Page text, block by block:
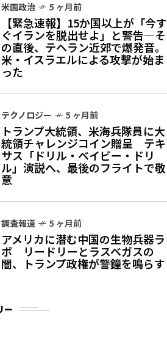
米国政治 5 ヶ月前
【緊急速報】15か国以上が「今す
ぐイランを脱出せよ」と警告—そ
の直後、テヘラン近郊で爆発音。
米・イスラエルによる攻撃が始ま
った
テクノロジー 5 ヶ月前
トランプ大統領、米海兵隊員に大
統領チャレンジコイン贈呈 テキ
サス「ドリル・ベイビー・ドリ
ル」演説へ、最後のフライトで敬
意
調査報道 5 ヶ月前
アメリカに潜む中国の生物兵器ラ
ボ リードリーとラスベガスの
闇、トランプ政権が警鐘を鳴らす
ー